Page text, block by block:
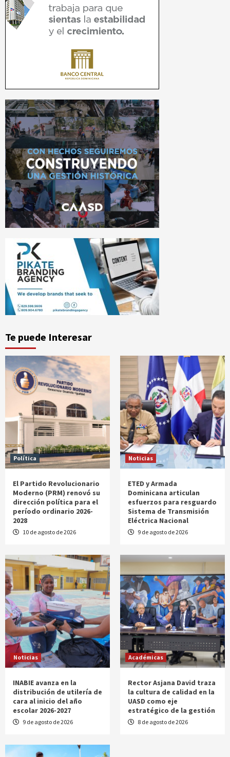
Te puede Interesar
Política
El Partido Revolucionario
Moderno (PRM) renovó su
dirección política para el
período ordinario 2026-
2028
10 de agosto de 2026
Noticias
ETED y Armada
Dominicana articulan
esfuerzos para resguardo
Sistema de Transmisión
Eléctrica Nacional
9 de agosto de 2026
Noticias
INABIE avanza en la
distribución de utilería de
cara al inicio del año
escolar 2026-2027
9 de agosto de 2026
Académicas
Rector Asjana David traza
la cultura de calidad en la
UASD como eje
estratégico de la gestión
8 de agosto de 2026